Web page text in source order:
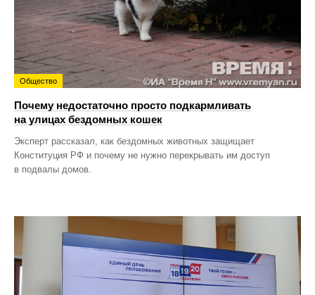
Общество
Почему недостаточно просто подкармливать
на улицах бездомных кошек
Эксперт рассказал, как бездомных животных защищает
Конституция РФ и почему не нужно перекрывать им доступ
в подвалы домов.